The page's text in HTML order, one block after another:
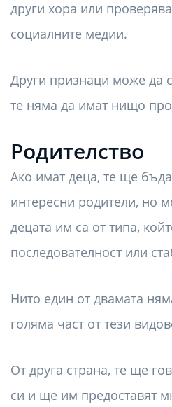
други хора или
социалните медии.
Други признаци може да
те няма да имат нищо
Родителство
Ако имат деца, те ще
интересни родители, но
децата им са от типа,
последователност или
Нито един от двамата
голяма част от тези
От друга страна, те ще
си и ще им предоставят